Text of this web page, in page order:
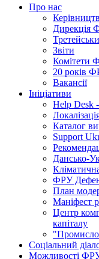
Про нас
Дирекція
Звіти
Комітети
20 років
Вакансії
Ініціативи
Help Desk -
Каталог
Support
Дансько-
ФРУ
План
Маніфест
Центр
капіталу
Соціальний
Можливості